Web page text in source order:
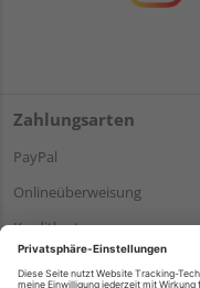
Zahlungsarten
PayPal
Onlineüberweisung
Kreditkarte